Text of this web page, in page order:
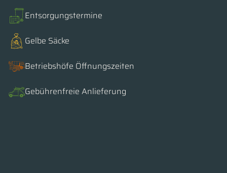
Entsorgungstermine
Gelbe Säcke
Betriebshöfe Öffnungszeiten
Gebührenfreie Anlieferung